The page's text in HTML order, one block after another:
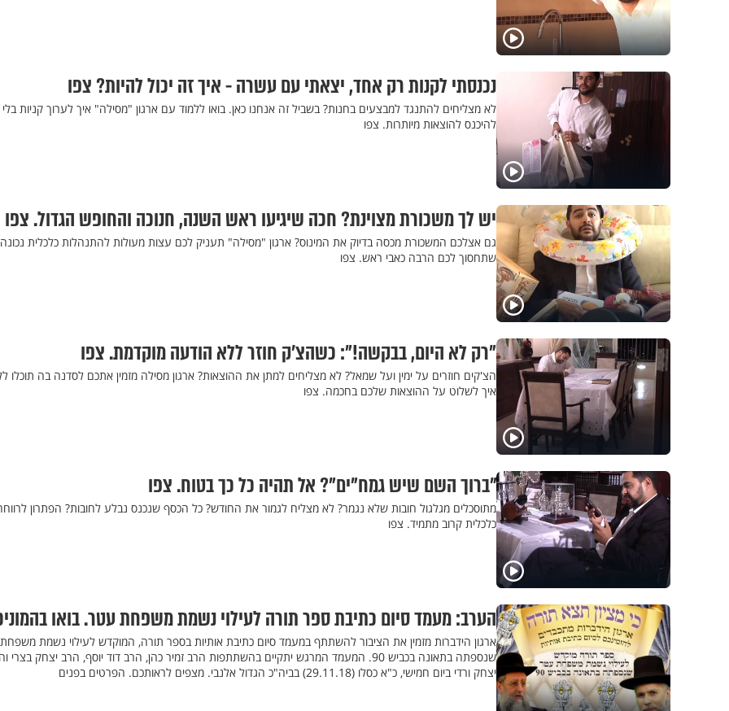
נכנסתי לקנות רק אחד, יצאתי עם עשרה - איך זה יכול להיות? צפו
לא מצליחים להתנגד למבצעים בחנות? בשביל זה אנחנו כאן. בואו ללמוד עם ארגון "מסילה" איך לערוך קניות בלי
להיכנס להוצאות מיותרות. צפו
יש לך משכורת מצוינת? חכה שיגיעו ראש השנה, חנוכה והחופש הגדול. צפו
גם אצלכם המשכורת מכסה בדיוק את המינוס? ארגון "מסילה" תעניק לכם עצות מעולות להתנהלות כלכלית נכונה
שתחסוך לכם הרבה כאבי ראש. צפו
"רק לא היום, בבקשה!": כשהצ’ק חוזר ללא הודעה מוקדמת. צפו
הצ'קים חוזרים על ימין ועל שמאל? לא מצליחים למתן את ההוצאות? ארגון מסילה מזמין אתכם לסדנה בה תוכלו
איך לשלוט על ההוצאות שלכם בחכמה. צפו
"ברוך השם שיש גמח"ים"? אל תהיה כל כך בטוח. צפו
מתוסכלים מגלגול חובות שלא נגמר? לא מצליח לגמור את החודש? כל הכסף שנכנס נבלע לחובות? הפתרון
כלכלית קרוב מתמיד. צפו
הערב: מעמד סיום כתיבת ספר תורה לעילוי נשמת משפחת עטר. בואו
ארגון הידברות מזמין את הציבור להשתתף במעמד סיום כתיבת אותיות בספר תורה, המוקדש לעילוי נשמת
שנספתה בתאונה בכביש 90. המעמד המרגש יתקיים בהשתתפות הרב זמיר כהן, הרב דוד יוסף, הרב יצחק בצרי
יצחק ורדי ביום חמישי, כ"א כסלו (29.11.18) בביה"כ הגדול אלנבי. מצפים לראותכם. הפרטים בפנים